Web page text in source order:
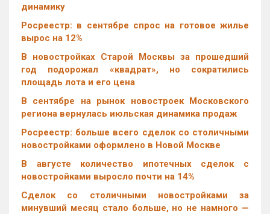
динамику
Росреестр: в сентябре спрос на готовое жилье
вырос на 12%
В новостройках Старой Москвы за прошедший
год подорожал «квадрат», но сократились
площадь лота и его цена
В сентябре на рынок новостроек Московского
региона вернулась июльская динамика продаж
Росреестр: больше всего сделок со столичными
новостройками оформлено в Новой Москве
В августе количество ипотечных сделок с
новостройками выросло почти на 14%
Cделок со столичными новостройками за
минувший месяц стало больше, но не намного —